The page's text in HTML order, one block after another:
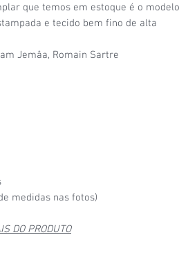
que temos em estoque é o modelo
e tecido bem fino de alta
Jemâa, Romain Sartre
medidas nas fotos)
DO PRODUTO